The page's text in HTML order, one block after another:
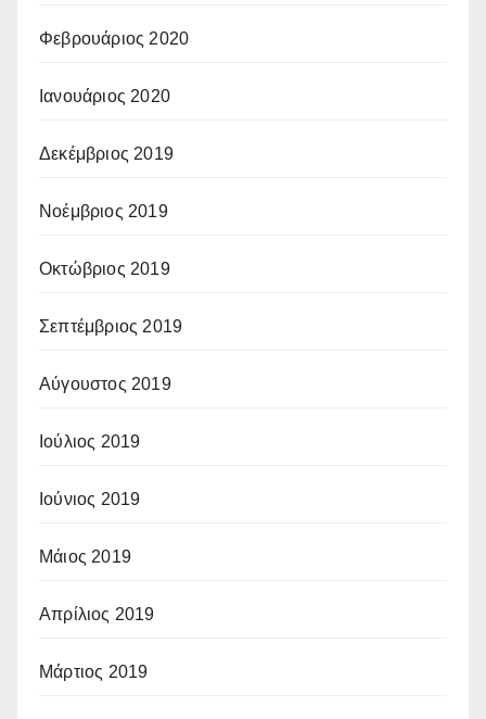
Φεβρουάριος 2020
Ιανουάριος 2020
Δεκέμβριος 2019
Νοέμβριος 2019
Οκτώβριος 2019
Σεπτέμβριος 2019
Αύγουστος 2019
Ιούλιος 2019
Ιούνιος 2019
Μάιος 2019
Απρίλιος 2019
Μάρτιος 2019